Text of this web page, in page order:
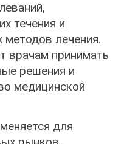
течения и
методов лечения.
врачам принимать
решения и
медицинской
для